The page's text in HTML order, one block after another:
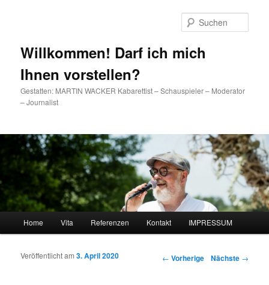
Willkommen! Darf ich mich
Ihnen vorstellen?
Gestatten: MARTIN WACKER Kabarettist – Schauspieler – Moderator
– Journalist
Zum Inhalt wechseln
Zum sekundären Inhalt wechseln
Home Vita Referenzen Kontakt IMPRESSUM
Artikelnavigation ← Vorherige Nächste →
Veröffentlicht am3. April 2020